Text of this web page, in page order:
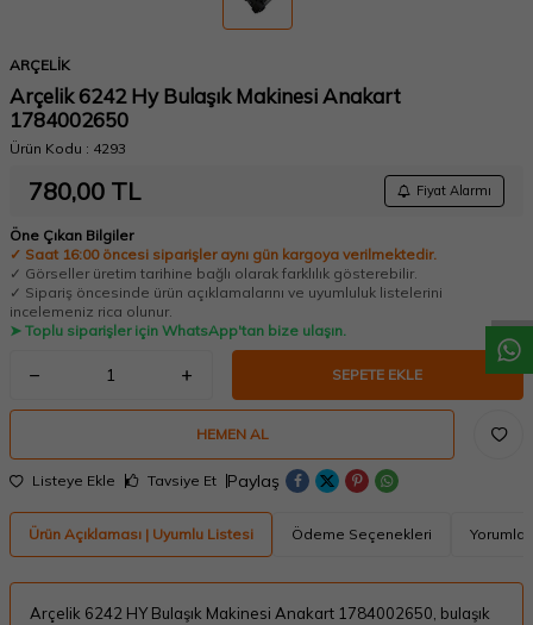
ARÇELİK
Arçelik 6242 Hy Bulaşık Makinesi Anakart
1784002650
Ürün Kodu : 4293
780,00 TL Fiyat Alarmı
Öne Çıkan Bilgiler
✓ Saat 16:00 öncesi siparişler aynı gün kargoya verilmektedir.
✓ Görseller üretim tarihine bağlı olarak farklılık gösterebilir.
✓ Sipariş öncesinde ürün açıklamalarını ve uyumluluk listelerini
incelemeniz rica olunur.
➤ Toplu siparişler için WhatsApp'tan bize ulaşın.
SEPETE EKLE
HEMEN AL
Listeye Ekle Tavsiye Et Paylaş
Ürün Açıklaması | Uyumlu Listesi Ödeme Seçenekleri Yorumlar
Arçelik 6242 HY Bulaşık Makinesi Anakart 1784002650, bulaşık